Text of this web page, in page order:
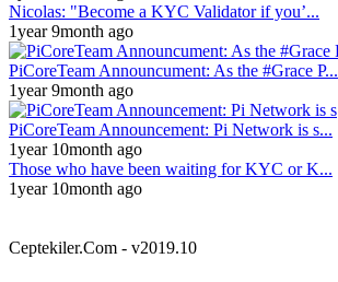
Nicolas: "Become a KYC Validator if you’...
1year 9month ago
PiCoreTeam Announcument: As the #Grace P...
1year 9month ago
PiCoreTeam Announcement: Pi Network is s...
1year 10month ago
Those who have been waiting for KYC or K...
1year 10month ago
Ceptekiler.Com - v2019.10